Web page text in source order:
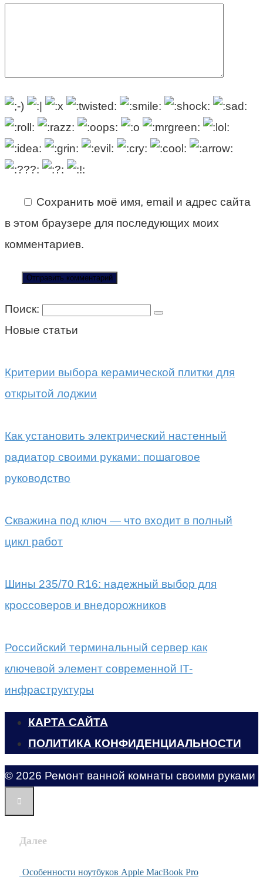
Сохранить моё имя, email и адрес сайта
в этом браузере для последующих моих
комментариев.
Поиск:
Новые статьи
Критерии выбора керамической плитки для
открытой лоджии
Как установить электрический настенный
радиатор своими руками: пошаговое
руководство
Скважина под ключ — что входит в полный
цикл работ
Шины 235/70 R16: надежный выбор для
кроссоверов и внедорожников
Российский терминальный сервер как
ключевой элемент современной IT-
инфраструктуры
КАРТА САЙТА
ПОЛИТИКА КОНФИДЕНЦИАЛЬНОСТИ
© 2026 Ремонт ванной комнаты своими руками
Далее
Особенности ноутбуков Apple MacBook Pro